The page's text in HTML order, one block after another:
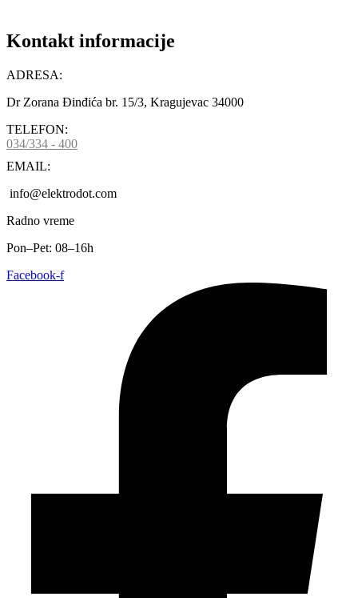
Kontakt informacije
ADRESA:
Dr Zorana Đinđića br. 15/3, Kragujevac 34000
TELEFON:
034/334 - 400
EMAIL:
info@elektrodot.com
Radno vreme
Pon–Pet: 08–16h
Facebook-f